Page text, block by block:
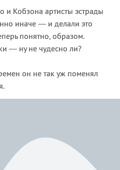
Кобзона артисты эстрады
иначе — и делали это
понятно, образом.
— ну не чудесно ли?
он не так уж поменял